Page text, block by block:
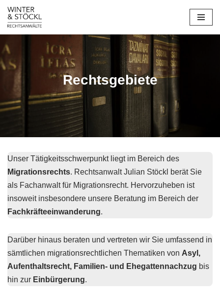
Zum
springen
Rechtsgebiete
Unser Tätigkeitsschwerpunkt liegt im Bereich des
Migrationsrechts. Rechtsanwalt Julian Stöckl berät Sie
als Fachanwalt für Migrationsrecht. Hervorzuheben ist
insoweit insbesondere unsere Beratung im Bereich der
Fachkräfteeinwanderung.
Darüber hinaus beraten und vertreten wir Sie umfassend in
sämtlichen migrationsrechtlichen Thematiken von Asyl,
Aufenthaltsrecht, Familien- und Ehegattennachzug bis
hin zur Einbürgerung.